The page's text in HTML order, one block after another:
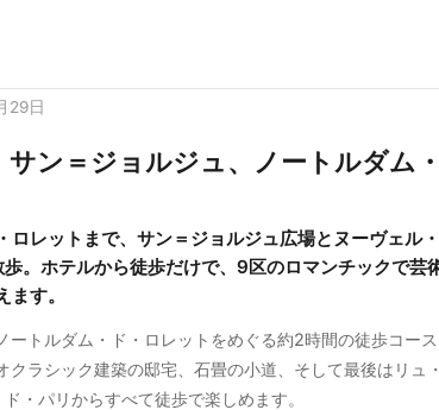
29日
サン＝ジョルジュ、ノートルダム
ロレットまで、サン＝ジョルジュ広場とヌーヴェル
。ホテルから徒歩だけで、9区のロマンチックで芸
す。
ートルダム・ド・ロレットをめぐる約2時間の徒歩コー
クラシック建築の邸宅、石畳の小道、そして最後はリュ
・パリからすべて徒歩で楽しめます。